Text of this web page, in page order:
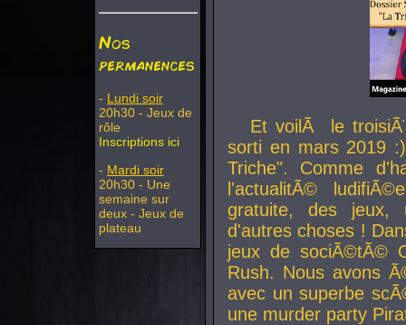
Nos
permanences
- Lundi soir
20h30 - Jeux de
rôle
Inscriptions ici
- Mardi soir
20h30 - Une
semaine sur
deux - Jeux de
plateau
Et voilÃ le
sorti en mars 2019
Triche". Comme
l'actualitÃ©
gratuite, des jeux,
d'autres choses !
jeux de sociÃ©tÃ©
Rush. Nous avons
avec un superbe
une murder party